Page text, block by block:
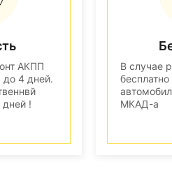
АКПП
до 4 дней.
дней !
В случае
МКАД-а